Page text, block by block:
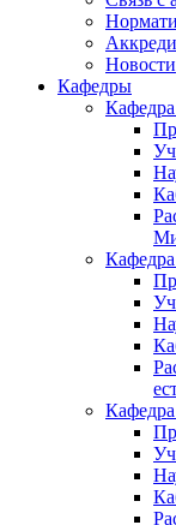
Новости
Кафедры